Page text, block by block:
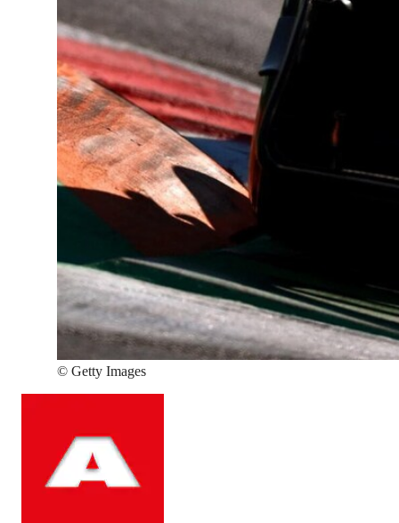
© Getty Images